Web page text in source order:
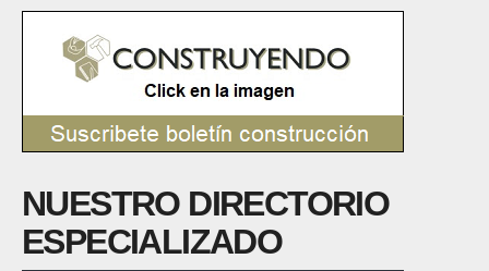
NUESTRO DIRECTORIO
ESPECIALIZADO